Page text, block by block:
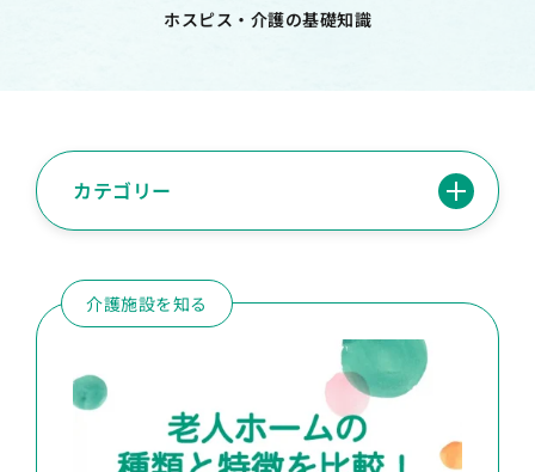
ホスピス・介護の基礎知識
カテゴリー
介護施設を知る